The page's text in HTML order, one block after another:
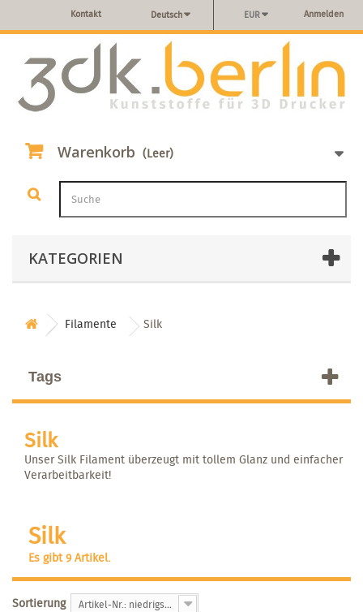
Anmelden
EUR
Deutsch
Kontakt
Warenkorb (Leer)
KATEGORIEN
Filamente Silk
Tags
Silk
Unser Silk Filament überzeugt mit tollem Glanz und einfacher
Verarbeitbarkeit!
Silk
Es gibt 9 Artikel.
Sortierung Artikel-Nr.: niedrigste zuerst